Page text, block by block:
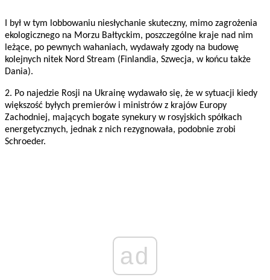
I był w tym lobbowaniu niesłychanie skuteczny, mimo zagrożenia
ekologicznego na Morzu Bałtyckim, poszczególne kraje nad nim
leżące, po pewnych wahaniach, wydawały zgody na budowę
kolejnych nitek Nord Stream (Finlandia, Szwecja, w końcu także
Dania).
2. Po najedzie Rosji na Ukrainę wydawało się, że w sytuacji kiedy
większość byłych premierów i ministrów z krajów Europy
Zachodniej, mających bogate synekury w rosyjskich spółkach
energetycznych, jednak z nich rezygnowała, podobnie zrobi
Schroeder.
ad